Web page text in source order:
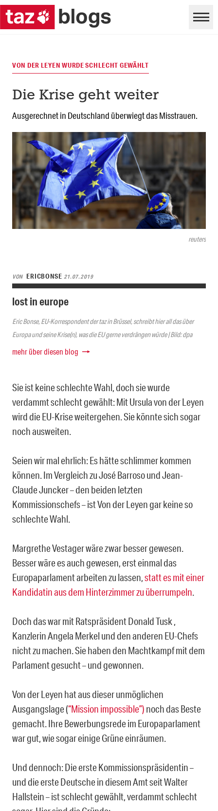
reuters
VON DER LEYEN WURDE SCHLECHT GEWÄHLT
Die Krise geht weiter
Ausgerechnet in Deutschland überwiegt das Misstrauen.
VON ERICBONSE 21.07.2019
lost in europe
Eric Bonse, EU-Korrespondent der taz in Brüssel, schreibt hier all das über
Europa und seine Krise(n), was die EU gerne verdrängen würde | Bild: dpa
mehr über diesen blog
Sie ist keine schlechte Wahl, doch sie wurde
verdammt schlecht gewählt: Mit Ursula von der Leyen
wird die EU-Krise weitergehen. Sie könnte sich sogar
noch ausweiten.
Seien wir mal ehrlich: Es hätte schlimmer kommen
können. Im Vergleich zu José Barroso und Jean-
Claude Juncker – den beiden letzten
Kommissionschefs – ist Von der Leyen gar keine so
schlechte Wahl.
Margrethe Vestager wäre zwar besser gewesen.
Besser wäre es auch gewesen, erst einmal das
Europaparlament arbeiten zu lassen,statt es mit einer
Kandidatin aus dem Hinterzimmer zu überrumpeln.
Doch das war mit Ratspräsident Donald Tusk ,
Kanzlerin Angela Merkel und den anderen EU-Chefs
nicht zu machen. Sie haben den Machtkampf mit dem
Parlament gesucht – und gewonnen.
Von der Leyen hat aus dieser unmöglichen
Ausgangslage (“Mission impossible”) noch das Beste
gemacht. Ihre Bewerbungsrede im Europaparlament
war gut, wie sogar einige Grüne einräumen.
Und dennoch: Die erste Kommissionspräsidentin –
und die erste Deutsche in diesem Amt seit Walter
Hallstein – ist schlecht gewählt, verdammt schlecht